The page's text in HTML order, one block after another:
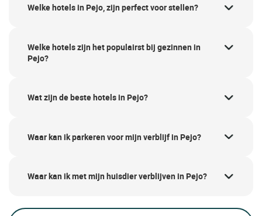
Welke hotels in Pejo, zijn perfect voor stellen?
Welke hotels zijn het populairst bij gezinnen in
Pejo?
Wat zijn de beste hotels in Pejo?
Waar kan ik parkeren voor mijn verblijf in Pejo?
Waar kan ik met mijn huisdier verblijven in Pejo?